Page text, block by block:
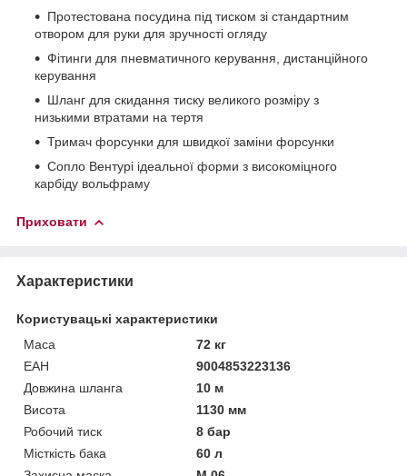
Протестована посудина під тиском зі стандартним
отвором для руки для зручності огляду
Фітинги для пневматичного керування, дистанційного
керування
Шланг для скидання тиску великого розміру з
низькими втратами на тертя
Тримач форсунки для швидкої заміни форсунки
Сопло Вентурі ідеальної форми з високоміцного
карбіду вольфраму
Приховати
Характеристики
Користувацькі характеристики
Маса
72 кг
ЕАН
9004853223136
Довжина шланга
10 м
Висота
1130 мм
Робочий тиск
8 бар
Місткість бака
60 л